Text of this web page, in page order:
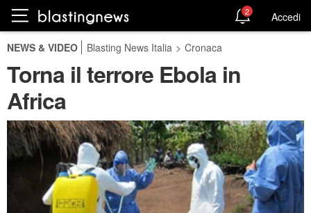
2 Accedi
NEWS & VIDEO Blasting News Italia > Cronaca
Torna il terrore Ebola in
Africa